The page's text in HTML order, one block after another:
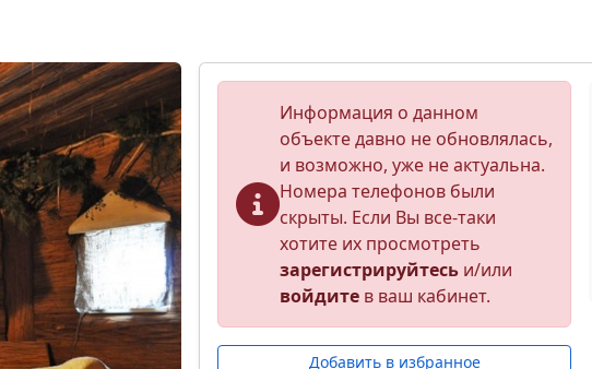
Информация о данном
объекте давно не обновлялась,
и возможно, уже не актуальна.
Номера телефонов были
скрыты. Если Вы все-таки
хотите их просмотреть
зарегистрируйтесь и/или
войдите в ваш кабинет.
Добавить в избранное